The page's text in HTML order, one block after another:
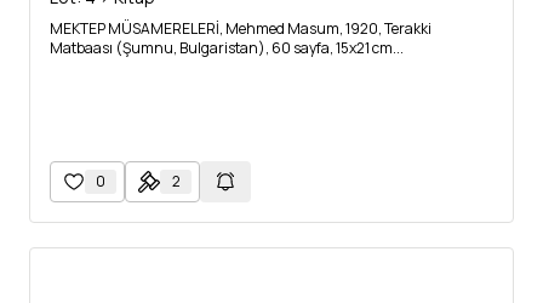
MEKTEP MÜSAMERELERİ, Mehmed Masum, 1920, Terakki
Matbaası (Şumnu, Bulgaristan), 60 sayfa, 15x21 cm...
0 2